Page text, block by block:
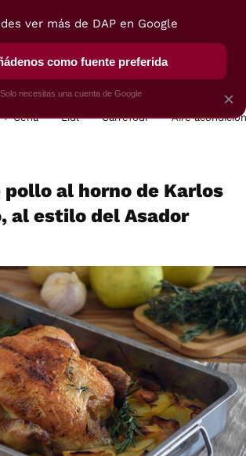
SELECCIÓN VEGUI
Cena Lidl Carrefour Aire
pollo al horno de Karlos
al estilo del Asador
×
ver más de DAP en Google
como fuente preferida
Solo necesitas una cuenta de Google